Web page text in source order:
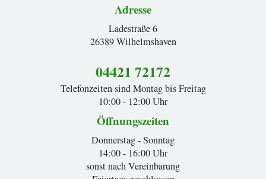
Adresse
Ladestraße 6
26389 Wilhelmshaven
04421 72172
Telefonzeiten sind Montag bis Freitag
10:00 - 12:00 Uhr
Öffnungszeiten
Donnerstag - Sonntag
14:00 - 16:00 Uhr
sonst nach Vereinbarung